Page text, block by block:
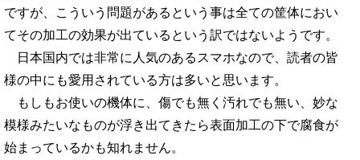
ですが、こういう問題があるという事は全ての筐体におい
てその加工の効果が出ているという訳ではないようです。
日本国内では非常に人気のあるスマホなので、読者の皆
様の中にも愛用されている方は多いと思います。
もしもお使いの機体に、傷でも無く汚れでも無い、妙な
模様みたいなものが浮き出てきたら表面加工の下で腐食が
始まっているかも知れません。